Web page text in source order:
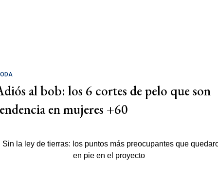
al bob: los 6 cortes de pelo que son
en mujeres +60